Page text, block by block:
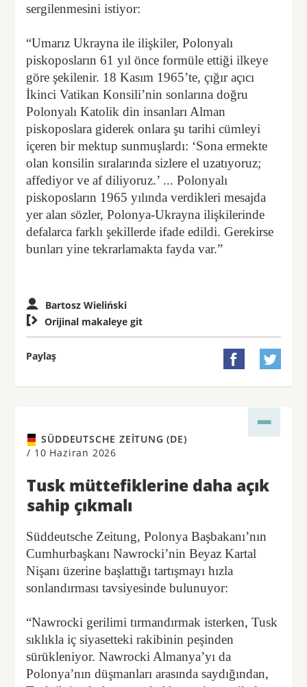
sergilenmesini istiyor:
“Umarız Ukrayna ile ilişkiler, Polonyalı
piskoposların 61 yıl önce formüle ettiği ilkeye
göre şekilenir. 18 Kasım 1965’te, çığır açıcı
İkinci Vatikan Konsili’nin sonlarına doğru
Polonyalı Katolik din insanları Alman
piskoposlara giderek onlara şu tarihi cümleyi
içeren bir mektup sunmuşlardı: ‘Sona ermekte
olan konsilin sıralarında sizlere el uzatıyoruz;
affediyor ve af diliyoruz.’ ... Polonyalı
piskoposların 1965 yılında verdikleri mesajda
yer alan sözler, Polonya-Ukrayna ilişkilerinde
defalarca farklı şekillerde ifade edildi. Gerekirse
bunları yine tekrarlamakta fayda var.”
Bartosz Wieliński
 Orijinal makaleye git
Paylaş  
SÜDDEUTSCHE ZEITUNG (DE)
/ 10 Haziran 2026
Tusk müttefiklerine daha açık
sahip çıkmalı
Süddeutsche Zeitung, Polonya Başbakanı’nın
Cumhurbaşkanı Nawrocki’nin Beyaz Kartal
Nişanı üzerine başlattığı tartışmayı hızla
sonlandırması tavsiyesinde bulunuyor:
“Nawrocki gerilimi tırmandırmak isterken, Tusk
sıklıkla iç siyasetteki rakibinin peşinden
sürükleniyor. Nawrocki Almanya’yı da
Polonya’nın düşmanları arasında saydığından,